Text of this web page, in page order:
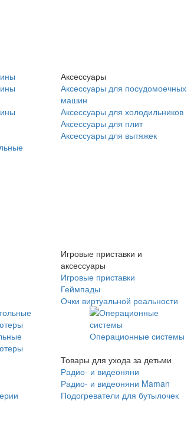
Аксессуары
Аксессуары для посудомоечных
машин
Аксессуары для холодильников
Аксессуары для плит
Аксессуары для вытяжек
Игровые приставки и
аксессуары
Игровые приставки
Геймпады
Очки виртуальной реальности
Операционные системы
Товары для ухода за детьми
Радио- и видеоняни
Радио- и видеоняни Maman
Подогреватели для бутылочек